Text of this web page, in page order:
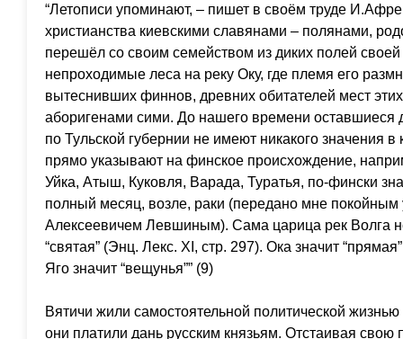
“Летописи упоминают, – пишет в своём труде
христианства киевскими славянами – полянами,
перешёл со своим семейством из диких полей
непроходимые леса на реку Оку, где племя его
вытеснивших финнов, древних обитателей мест
аборигенами сими. До нашего времени оставшиеся
по Тульской губернии не имеют никакого значения в
прямо указывают на финское происхождение,
Уйка, Атыш, Куковля, Варада, Туратья, по-фински
полный месяц, возле, раки (передано мне
Алексеевичем Левшиным). Сама царица рек Волга
“святая” (Энц. Лекс. ХI, стр. 297). Ока значит
Яго значит “вещунья”” (9)
Вятичи жили самостоятельной политической
они платили дань русским князьям. Отстаивая свою